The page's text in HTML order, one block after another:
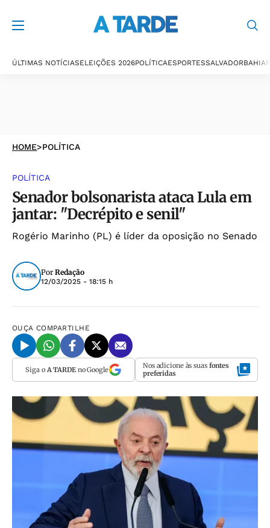
ÚLTIMAS NOTÍCIASELEIÇÕES 2026POLÍTICAESPORTESSALVADORBAHIA
HOME>POLÍTICA
POLÍTICA
Senador bolsonarista ataca Lula em
jantar: "Decrépito e senil"
Rogério Marinho (PL) é líder da oposição no Senado
Por Redação
12/03/2025 - 18:15 h
OUÇA COMPARTILHE
Siga o A TARDEno Google Nos adicione às suas fontes
preferidas